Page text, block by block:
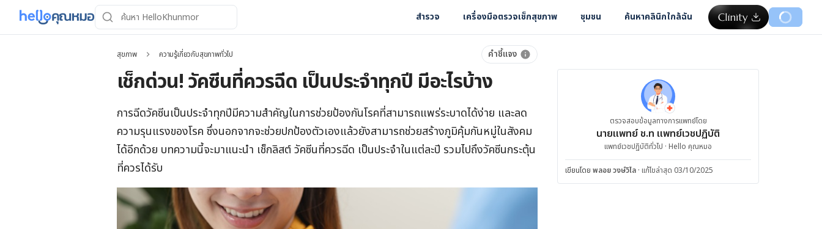
สำรวจ เครื่องมือตรวจเช็กสุขภาพ ชุมชน ค้นหาคลินิกใกล้ฉัน
สุขภาพ ความรู้เกี่ยวกับสุขภาพทั่วไป คำชี้แจง
เช็กด่วน! วัคซีนที่ควรฉีด เป็นประจำทุกปี มีอะไรบ้าง
การฉีดวัคซีนเป็นประจำทุกปีมีความสำคัญในการช่วยป้องกันโรคที่สามารถแพร่ระบาดได้ง่าย และลด
ความรุนแรงของโรค ซึ่งนอกจากจะช่วยปกป้องตัวเองแล้วยังสามารถช่วยสร้างภูมิคุ้มกันหมู่ในสังคม
ได้อีกด้วย บทความนี้จะมาแนะนำ เช็กลิสต์ วัคซีนที่ควรฉีด เป็นประจำในแต่ละปี รวมไปถึงวัคซีนกระตุ้น
ที่ควรได้รับ
ตรวจสอบข้อมูลทางการแพทย์โดย
นายแพทย์ ช.ท แพทย์เวชปฏิบัติ
แพทย์เวชปฏิบัติทั่วไป · Hello คุณหมอ
เขียนโดย พลอย วงษ์วิไล · แก้ไขล่าสุด 03/10/2025